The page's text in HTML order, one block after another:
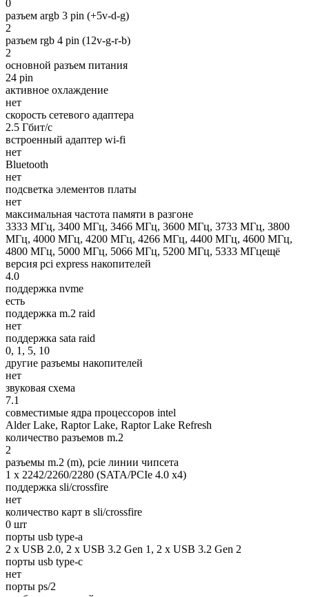
0
разъем argb 3 pin (+5v-d-g)
2
разъем rgb 4 pin (12v-g-r-b)
2
основной разъем питания
24 pin
активное охлаждение
нет
скорость сетевого адаптера
2.5 Гбит/с
встроенный адаптер wi-fi
нет
Bluetooth
нет
подсветка элементов платы
нет
максимальная частота памяти в разгоне
3333 МГц, 3400 МГц, 3466 МГц, 3600 МГц, 3733 МГц, 3800
МГц, 4000 МГц, 4200 МГц, 4266 МГц, 4400 МГц, 4600 МГц,
4800 МГц, 5000 МГц, 5066 МГц, 5200 МГц, 5333 МГцещё
версия pci express накопителей
4.0
поддержка nvme
есть
поддержка m.2 raid
нет
поддержка sata raid
0, 1, 5, 10
другие разъемы накопителей
нет
звуковая схема
7.1
совместимые ядра процессоров intel
Alder Lake, Raptor Lake, Raptor Lake Refresh
количество разъемов m.2
2
разъемы m.2 (m), pcie линии чипсета
1 x 2242/2260/2280 (SATA/PCIe 4.0 x4)
поддержка sli/crossfire
нет
количество карт в sli/crossfire
0 шт
порты usb type-a
2 x USB 2.0, 2 x USB 3.2 Gen 1, 2 x USB 3.2 Gen 2
порты usb type-c
нет
порты ps/2